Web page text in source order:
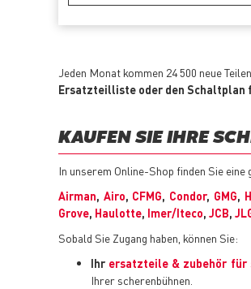
Jeden Monat kommen 24 500 neue
Ersatzteilliste oder den Schaltplan
KAUFEN SIE IHRE
In unserem Online-Shop finden Sie
Airman, Airo, CFMG, Condor, GMG,
Grove, Haulotte, Imer/Iteco, JCB,
Sobald Sie Zugang haben, können Sie:
Ihr ersatzteile & zubehör für
Ihrer scherenbühnen.